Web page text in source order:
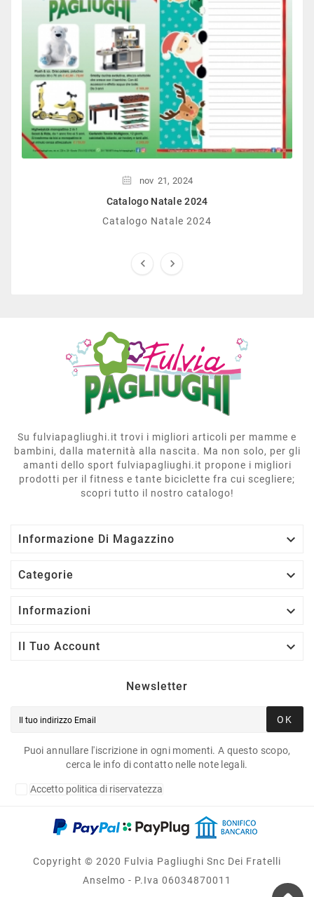
nov 21, 2024
Catalogo Natale 2024
Catalogo Natale 2024
 
Su fulviapagliughi.it trovi i migliori articoli per mamme e
bambini, dalla maternità alla nascita. Ma non solo, per gli
amanti dello sport fulviapagliughi.it propone i migliori
prodotti per il fitness e tante biciclette fra cui scegliere;
scopri tutto il nostro catalogo!
Informazione Di Magazzino 
Categorie 
Informazioni 
Il Tuo Account 
Newsletter
OK
Puoi annullare l'iscrizione in ogni momenti. A questo scopo,
cerca le info di contatto nelle note legali.
Accetto politica di riservatezza
Copyright © 2020 Fulvia Pagliughi Snc Dei Fratelli
Anselmo - P.Iva 06034870011